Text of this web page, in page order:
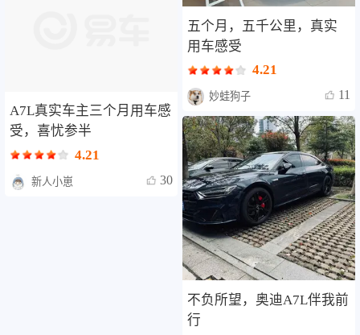
A7L真实车主三个月用车感
受，喜忧参半
4.21
新人小崽 30
五个月，五千公里，真实
用车感受
4.21
妙蛙狗子 11
不负所望，奥迪A7L伴我前
行